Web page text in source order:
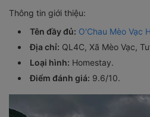
Thông tin giới thiệu:
Tên đầy đủ: O'Chau Mèo Vạc
Địa chỉ: QL4C, Xã Mèo Vạc,
Loại hình: Homestay.
Điểm đánh giá: 9.6/10.